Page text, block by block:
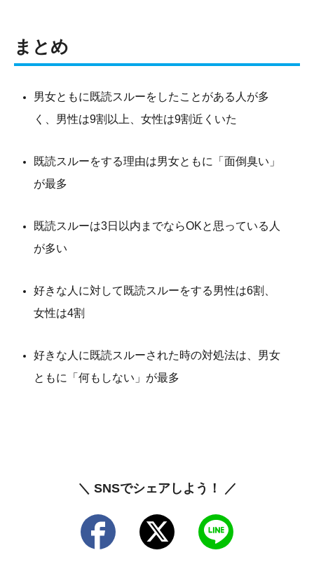
まとめ
男女ともに既読スルーをしたことがある人が多
く、男性は9割以上、女性は9割近くいた
既読スルーをする理由は男女ともに「面倒臭い」
が最多
既読スルーは3日以内までならOKと思っている人
が多い
好きな人に対して既読スルーをする男性は6割、
女性は4割
好きな人に既読スルーされた時の対処法は、男女
ともに「何もしない」が最多
＼ SNSでシェアしよう！ ／